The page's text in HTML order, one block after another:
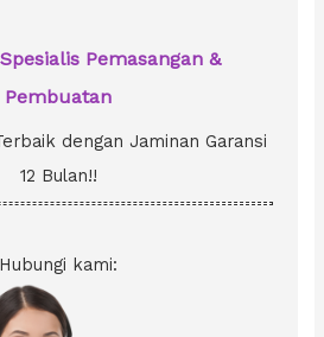
Pemasangan &
Pembuatan
dengan Jaminan Garansi
12 Bulan!!
Hubungi kami: